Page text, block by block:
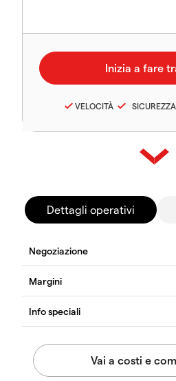
VELOCITÀ SICUREZZA
Dettagli operativi